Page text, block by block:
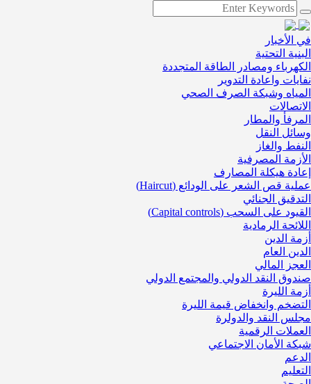
في الأخبار
البنية التحتية
الكهرباء ومصادر الطاقة المتجددة
نفايات واعادة التدوير
المياه وشبكة الصرف الصحي
الاتصالات
المرفأ والمطار
وسائل النقل
النفط والغاز
الأزمة المصرفية
إعادة هيكلة المصارف
عملية قص الشعر على الودائع (Haircut)
التدقيق الجنائي
القيود على السحب (Capital controls)
اللائحة الرمادية
أزمة الدين
الدين العام
العجز المالي
صندوق النقد الدولي والمجتمع الدولي
أزمة الليرة
التضخم وانخفاض قيمة الليرة
مجلس النقد والدولرة
العملات الرقمية
شبكة الأمان الاجتماعي
الدعم
التعليم